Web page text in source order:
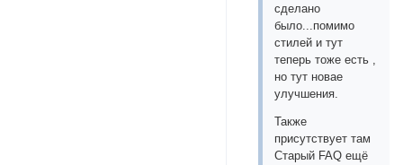
сделано
было...помимо
стилей и тут
теперь тоже есть ,
но тут новае
улучшения.
Также
присутствует там
Старый FAQ ещё